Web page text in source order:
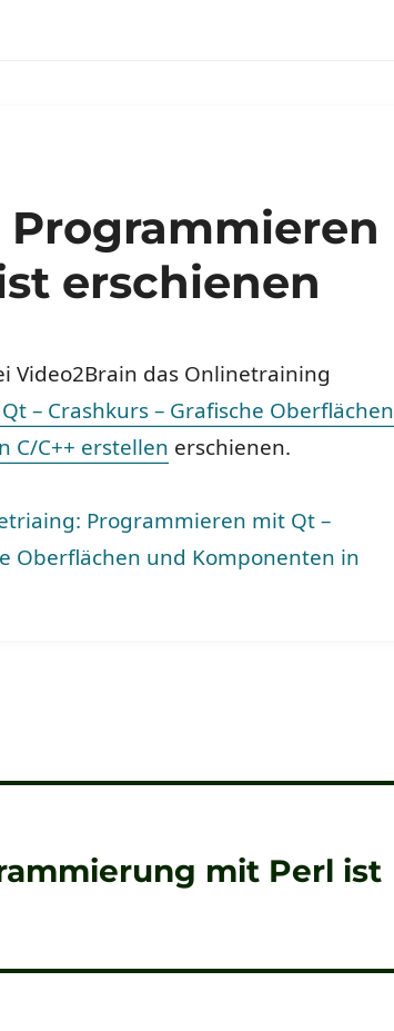
erschienen
Video2Brain das Onlinetraining
– Crashkurs – Grafische Oberflächen
C/C++ erstellen erschienen.
mit Perl ist